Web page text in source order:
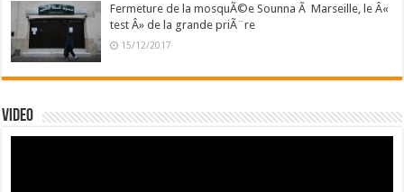
Fermeture de la mosquÃ©e Sounna Ã Marseille, le Â«
test Â» de la grande priÃ¨re
15/12/2017
Video